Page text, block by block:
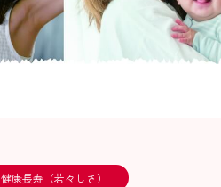
健康長寿（若々しさ）